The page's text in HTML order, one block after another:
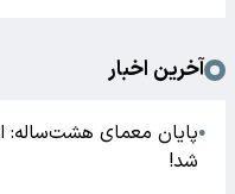
آخرین اخبار
●پایان معمای هشت‌ساله:
شد!